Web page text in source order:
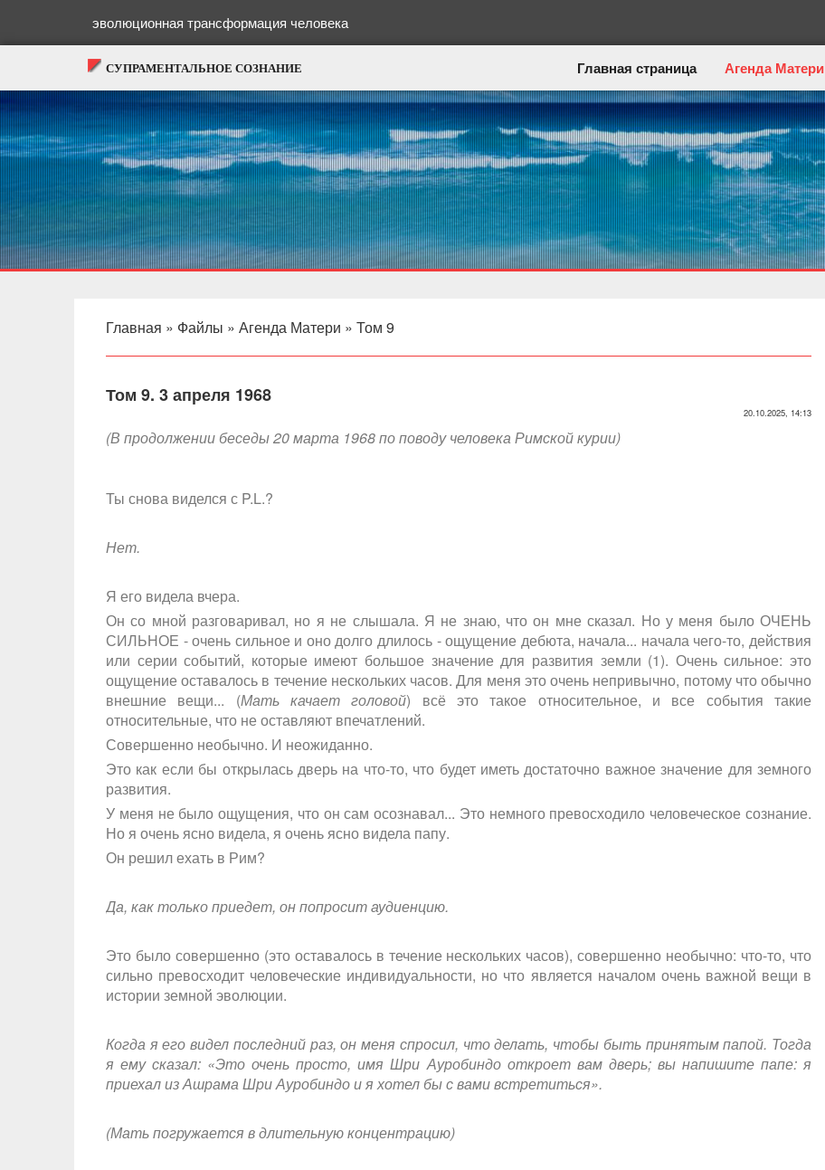
эволюционная трансформация человека
СУПРАМЕНТАЛЬНОЕ СОЗНАНИЕ Главная страница Агенда Матери
Главная » Файлы » Агенда Матери » Том 9
Том 9. 3 апреля 1968
20.10.2025, 14:13
(В продолжении беседы 20 марта 1968 по поводу человека Римской курии)
Ты снова виделся с P.L.?
Нет.
Я его видела вчера.
Он со мной разговаривал, но я не слышала. Я не знаю, что он мне сказал. Но у меня было ОЧЕНЬ
СИЛЬНОЕ - очень сильное и оно долго длилось - ощущение дебюта, начала... начала чего-то, действия
или серии событий, которые имеют большое значение для развития земли (1). Очень сильное: это
ощущение оставалось в течение нескольких часов. Для меня это очень непривычно, потому что обычно
внешние вещи... (Мать качает головой) всё это такое относительное, и все события такие
относительные, что не оставляют впечатлений.
Совершенно необычно. И неожиданно.
Это как если бы открылась дверь на что-то, что будет иметь достаточно важное значение для земного
развития.
У меня не было ощущения, что он сам осознавал... Это немного превосходило человеческое сознание.
Но я очень ясно видела, я очень ясно видела папу.
Он решил ехать в Рим?
Да, как только приедет, он попросит аудиенцию.
Это было совершенно (это оставалось в течение нескольких часов), совершенно необычно: что-то, что
сильно превосходит человеческие индивидуальности, но что является началом очень важной вещи в
истории земной эволюции.
Когда я его видел последний раз, он меня спросил, что делать, чтобы быть принятым папой. Тогда
я ему сказал: «Это очень просто, имя Шри Ауробиндо откроет вам дверь; вы напишите папе: я
приехал из Ашрама Шри Ауробиндо и я хотел бы с вами встретиться».
(Мать погружается в длительную концентрацию)